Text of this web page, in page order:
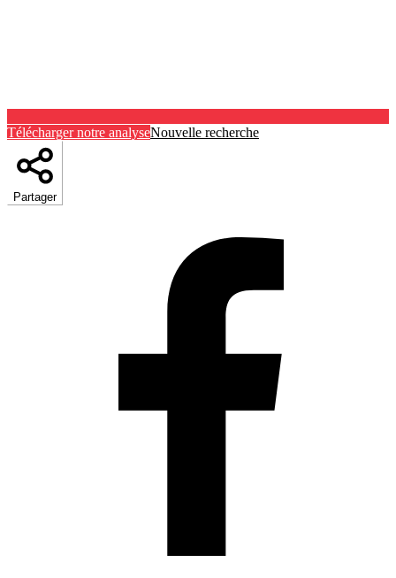
Télécharger notre analyseNouvelle recherche
Partager